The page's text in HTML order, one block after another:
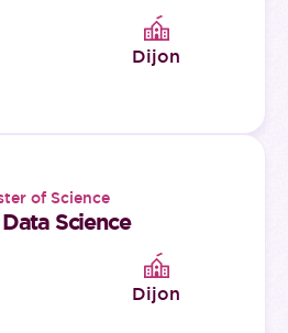
Dijon
of Science
Science
Dijon